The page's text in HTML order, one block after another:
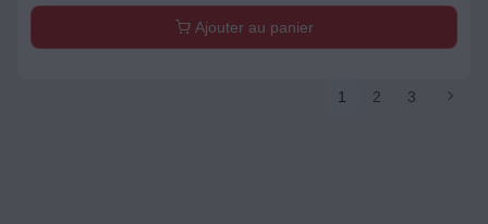
Ajouter au panier
1 2 3